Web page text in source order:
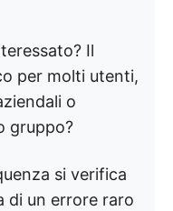
Il
per molti utenti,
o
gruppo?
si verifica
di un errore raro